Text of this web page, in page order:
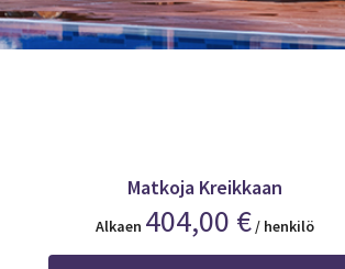
Matkoja Kreikkaan
Alkaen 404,00 € / henkilö